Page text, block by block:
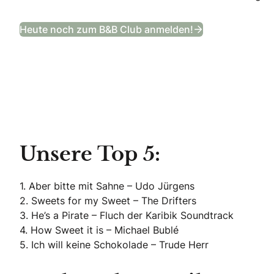
Heute noch zum B&B Club anmelden!
Unsere Top 5:
1. Aber bitte mit Sahne – Udo Jürgens
2. Sweets for my Sweet – The Drifters
3. He’s a Pirate – Fluch der Karibik Soundtrack
4. How Sweet it is – Michael Bublé
5. Ich will keine Schokolade – Trude Herr